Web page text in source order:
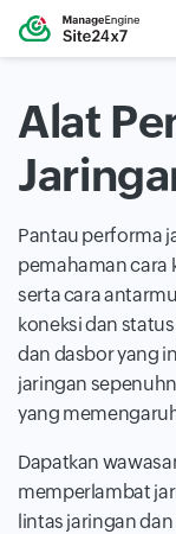
Alat
Pantau performa
pemahaman cara
serta cara
koneksi dan
dan dasbor yang
jaringan
yang
Dapatkan
memperlambat
lintas jaringan